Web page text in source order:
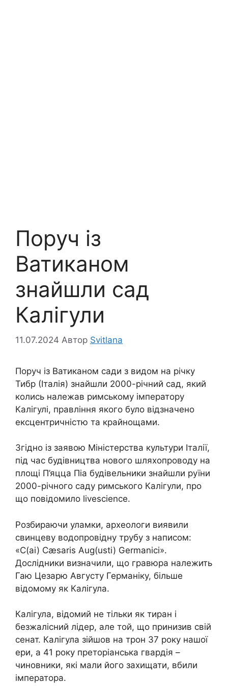
Поруч із
Ватиканом
знайшли сад
Калігули
11.07.2024 Автор Svitlana
Поруч із Ватиканом сади з видом на річку
Тибр (Італія) знайшли 2000-річний сад, який
колись належав римському імператору
Калігулі, правління якого було відзначено
ексцентричністю та крайнощами.
Згідно із заявою Міністерства культури Італії,
під час будівництва нового шляхопроводу на
площі П’яцца Піа будівельники знайшли руїни
2000-річного саду римського Калігули, про
що повідомило livescience.
Розбираючи уламки, археологи виявили
свинцеву водопровідну трубу з написом:
«C(ai) Cæsaris Aug(usti) Germanici».
Дослідники визначили, що гравюра належить
Гаю Цезарю Августу Германіку, більше
відомому як Калігула.
Калігула, відомий не тільки як тиран і
безжалісний лідер, але той, що принизив свій
сенат. Калігула зійшов на трон 37 року нашої
ери, а 41 року преторіанська гвардія –
чиновники, які мали його захищати, вбили
імператора.